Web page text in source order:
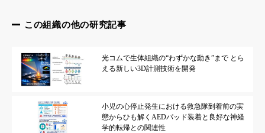
この組織の他の研究記事
光コムで生体組織の“わずかな動き”まで とら
える新しい3D計測技術を開発
小児の心停止発生における救急隊到着前の実
態からひも解くAEDパッド装着と良好な神経
学的転帰との関連性